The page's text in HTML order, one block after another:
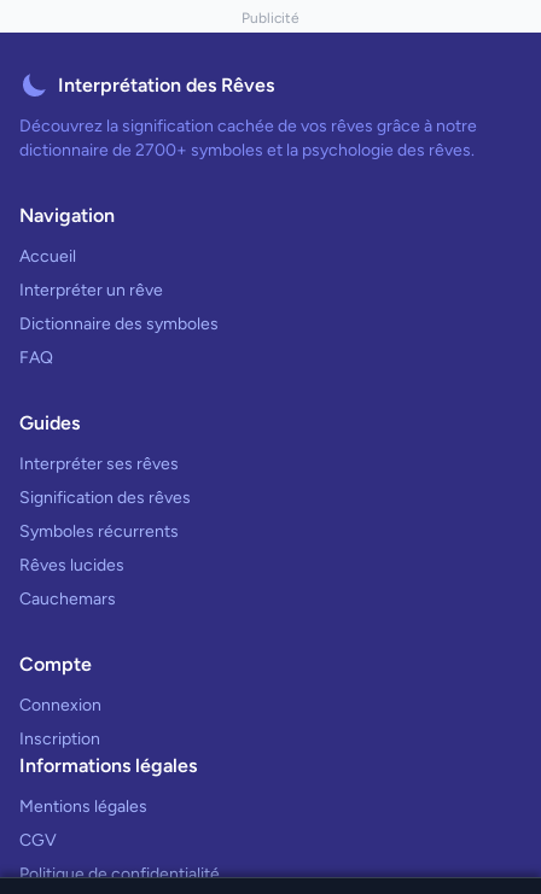
Publicité
Interprétation des Rêves
Découvrez la signification cachée de vos rêves grâce à notre
dictionnaire de 2700+ symboles et la psychologie des rêves.
Navigation
Accueil
Interpréter un rêve
Dictionnaire des symboles
FAQ
Guides
Interpréter ses rêves
Signification des rêves
Symboles récurrents
Rêves lucides
Cauchemars
Compte
Connexion
Inscription
Informations légales
Mentions légales
CGV
Politique de confidentialité